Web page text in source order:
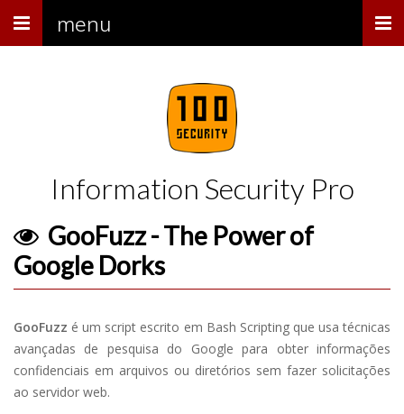
Menu menu
Information Security Pro
GooFuzz - The Power of
Google Dorks
GooFuzz ​​é um script escrito em Bash Scripting que usa técnicas
avançadas de pesquisa do Google para obter informações
confidenciais em arquivos ou diretórios sem fazer solicitações
ao servidor web.